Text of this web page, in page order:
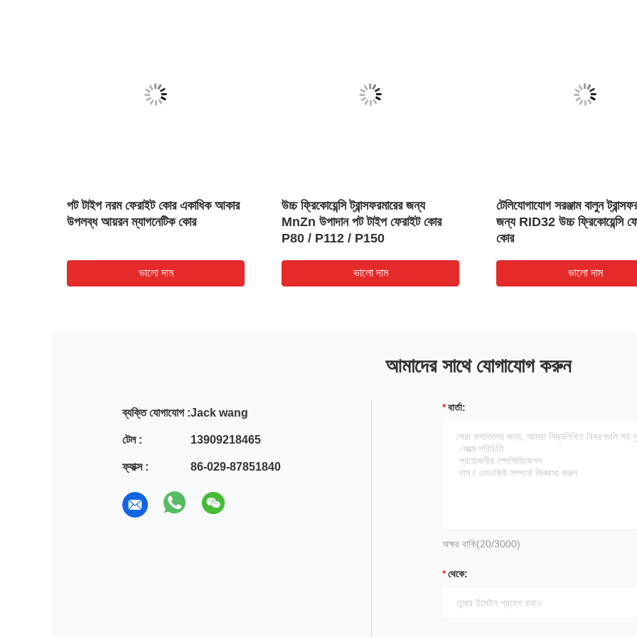
পট টাইপ নরম ফেরাইট কোর একাধিক আকার
উপলব্ধ আয়রন ম্যাগনেটিক কোর
ভালো দাম
উচ্চ ফ্রিকোয়েন্সি ট্রান্সফরমারের জন্য
MnZn উপাদান পট টাইপ ফেরাইট কোর
P80 / P112 / P150
ভালো দাম
টেলিযোগাযোগ সরঞ্জাম বালুন
জন্য RID32 উচ্চ ফ্রিকোয়েন্সি
কোর
ভালো দাম
আমাদের সাথে যোগাযোগ করুন
ব্যক্তি যোগাযোগ :Jack wang
টেল : 13909218465
ফ্যাক্স : 86-029-87851840
বার্তা:
অক্ষর বাকি(20/3000)
থেকে: